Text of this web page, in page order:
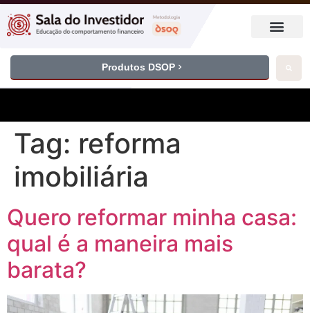
Produtos DSOP
Tag: reforma
imobiliária
Quero reformar minha casa:
qual é a maneira mais
barata?